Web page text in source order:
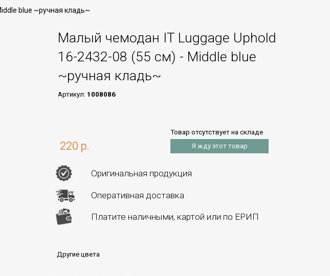
blue ~ручная кладь~
Малый чемодан IT Luggage Uphold
16-2432-08 (55 см) - Middle blue
~ручная кладь~
Артикул: 1008086
220 р.
Товар отсутствует на складе
Я жду этот товар
Оригинальная продукция
Оперативная доставка
Платите наличными, картой или по ЕРИП
Другие цвета